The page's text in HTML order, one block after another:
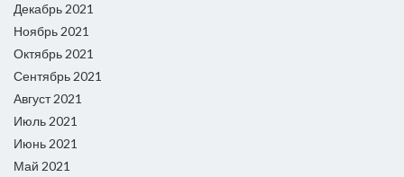
Декабрь 2021
Ноябрь 2021
Октябрь 2021
Сентябрь 2021
Август 2021
Июль 2021
Июнь 2021
Май 2021